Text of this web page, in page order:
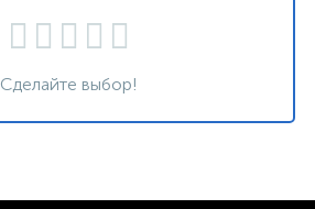
Сделайте выбор!